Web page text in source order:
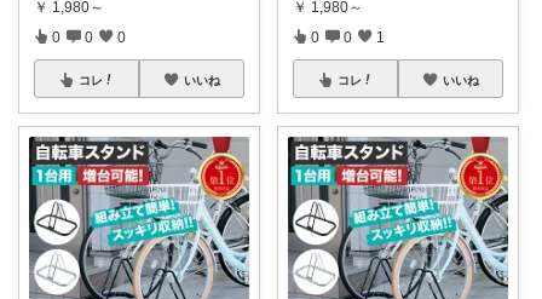
￥ 1,980～
0 0 0
コレ いいね
￥ 1,980～
0 0 1
コレ いいね